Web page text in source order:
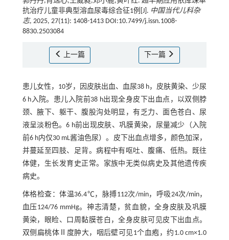
抗治疗儿童非典型溶血尿毒综合征1例[J]. 中国当代儿科杂
志, 2025, 27(11): 1408-1413 DOI:10.7499/j.issn.1008-
8830.2503084
上一篇 下一篇
患儿女性，10岁，因皮肤出血、血尿38 h，皮肤黄染、少尿
6 h入院。患儿入院前38 h出现全身皮下出血点，以双侧脖
颈、腋下、躯干、腹股沟处明显，有乏力、面色苍白、尿
液呈淡粉色。6 h前出现皮肤、巩膜黄染，尿量减少（入院
前6 h内仅30 mL酱油色尿）。皮下出血点增多，颜色加深，
并蔓延至四肢、足背。病程中有呕吐、腹痛、低热。既往
体健，生长发育史正常。家族中无类似病史及其他遗传疾
病史。
体格检查：体温36.4℃，脉搏112次/min，呼吸24次/min，
血压124/76 mmHg。神志清楚，贫血貌，全身皮肤及巩膜
黄染，眼睑、口周黏膜苍白，全身皮肤可见皮下出血点。
双侧扁桃体Ⅱ度肿大，咽后壁可见1个血疱，约1.0 cm×1.0